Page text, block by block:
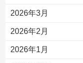
2026年3月
2026年2月
2026年1月